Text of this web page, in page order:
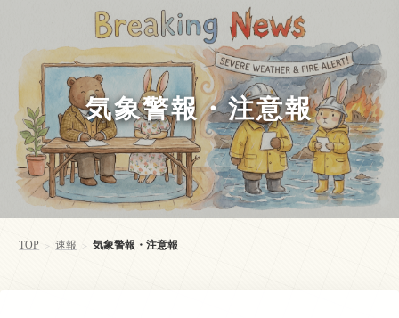
気象警報・注意報
TOP > 速報 > 気象警報・注意報